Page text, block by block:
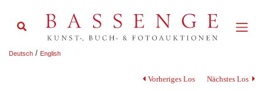
Deutsch / English
Vorheriges Los Nächstes Los